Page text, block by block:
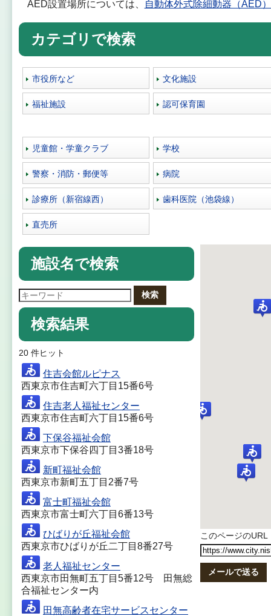
AED設置場所については、 自動体外式除細動器（AED）
カテゴリで検索
市役所など 文化施設
福祉施設 認可保育園
児童館・学童クラブ 学校
警察・消防・郵便等 病院
診療所（新宿線西） 歯科医院（池袋線）
直売所
施設名で検索
検索
検索結果
20 件ヒット
住吉会館ルピナス
西東京市住吉町六丁目15番6号
住吉老人福祉センター
西東京市住吉町六丁目15番6号
下保谷福祉会館
西東京市下保谷四丁目3番18号
新町福祉会館
西東京市新町五丁目2番7号
富士町福祉会館
西東京市富士町六丁目6番13号
ひばりが丘福祉会館
西東京市ひばりが丘二丁目8番27号
老人福祉センター
西東京市田無町五丁目5番12号 田無総
合福祉センター内
田無高齢者在宅サービスセンター
このページのURL
メールで送る